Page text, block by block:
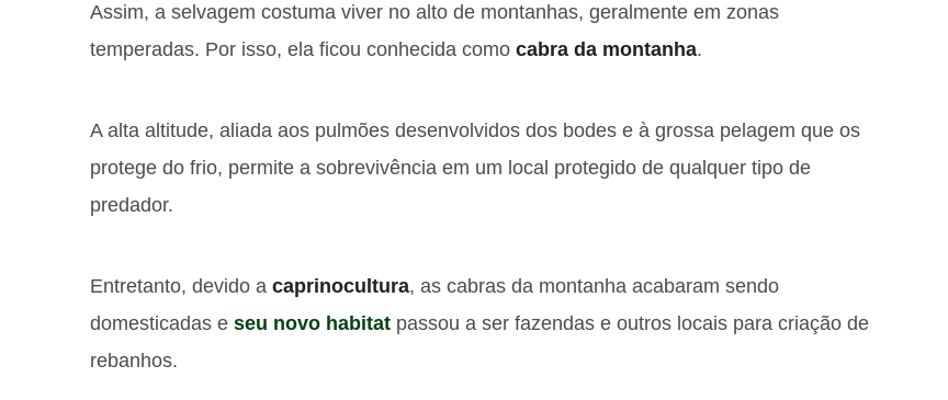
Assim, a selvagem costuma viver no alto de montanhas, geralmente em zonas
temperadas. Por isso, ela ficou conhecida como cabra da montanha.
A alta altitude, aliada aos pulmões desenvolvidos dos bodes e à grossa pelagem que os
protege do frio, permite a sobrevivência em um local protegido de qualquer tipo de
predador.
Entretanto, devido a caprinocultura, as cabras da montanha acabaram sendo
domesticadas e seu novo habitat passou a ser fazendas e outros locais para criação de
rebanhos.